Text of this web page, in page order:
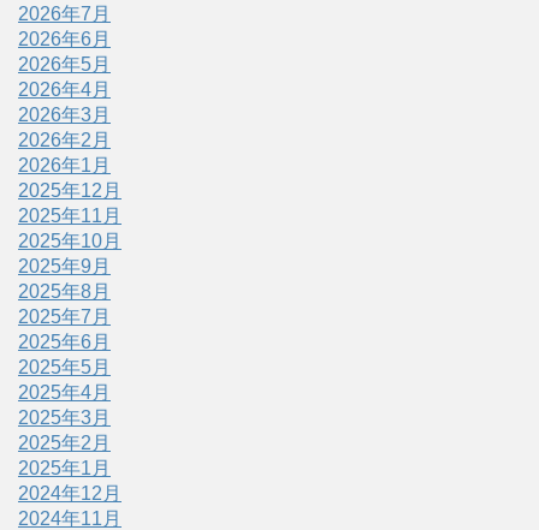
2026年7月
2026年6月
2026年5月
2026年4月
2026年3月
2026年2月
2026年1月
2025年12月
2025年11月
2025年10月
2025年9月
2025年8月
2025年7月
2025年6月
2025年5月
2025年4月
2025年3月
2025年2月
2025年1月
2024年12月
2024年11月